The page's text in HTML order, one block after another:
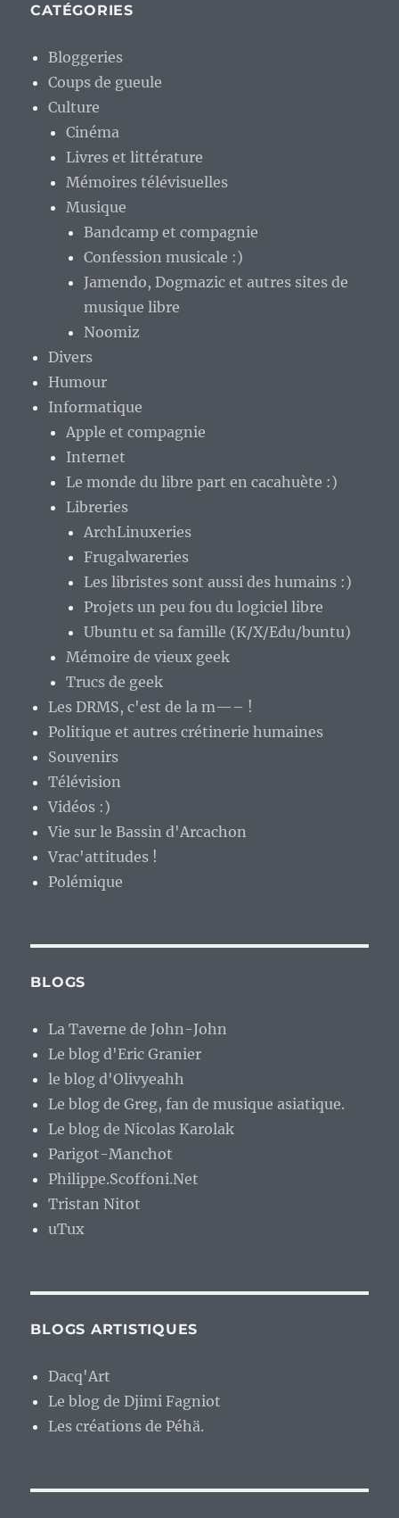
CATÉGORIES
Bloggeries
Coups de gueule
Culture
Cinéma
Livres et littérature
Mémoires télévisuelles
Musique
Bandcamp et compagnie
Confession musicale :)
Jamendo, Dogmazic et autres sites de
musique libre
Noomiz
Divers
Humour
Informatique
Apple et compagnie
Internet
Le monde du libre part en cacahuète :)
Libreries
ArchLinuxeries
Frugalwareries
Les libristes sont aussi des humains :)
Projets un peu fou du logiciel libre
Ubuntu et sa famille (K/X/Edu/buntu)
Mémoire de vieux geek
Trucs de geek
Les DRMS, c'est de la m—– !
Politique et autres crétinerie humaines
Souvenirs
Télévision
Vidéos :)
Vie sur le Bassin d'Arcachon
Vrac'attitudes !
Polémique
BLOGS
La Taverne de John-John
Le blog d'Eric Granier
le blog d'Olivyeahh
Le blog de Greg, fan de musique asiatique.
Le blog de Nicolas Karolak
Parigot-Manchot
Philippe.Scoffoni.Net
Tristan Nitot
uTux
BLOGS ARTISTIQUES
Dacq'Art
Le blog de Djimi Fagniot
Les créations de Péhä.